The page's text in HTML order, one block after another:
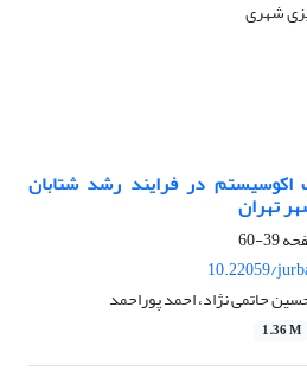
در فرایند رشد شتابان
تهران
39-60
10.22059/
حاتمی نژاد، احمد پوراحمد
1.36 M